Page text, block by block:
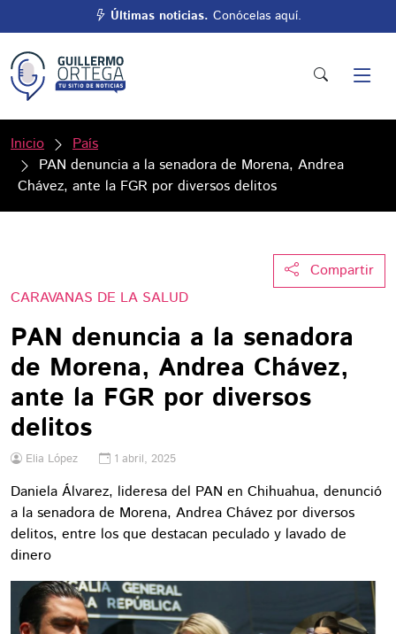
Últimas noticias. Conócelas aquí.
Inicio
País
PAN denuncia a la senadora de Morena, Andrea
Chávez, ante la FGR por diversos delitos
Compartir
CARAVANAS DE LA SALUD
PAN denuncia a la senadora
de Morena, Andrea Chávez,
ante la FGR por diversos
delitos
Elia López 1 abril, 2025
Daniela Álvarez, lideresa del PAN en Chihuahua, denunció
a la senadora de Morena, Andrea Chávez por diversos
delitos, entre los que destacan peculado y lavado de
dinero